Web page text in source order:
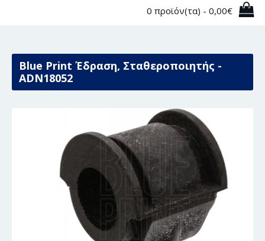
0 προϊόν(τα) - 0,00€
Blue Print Έδραση, Σταθεροποιητής -
ADN18052